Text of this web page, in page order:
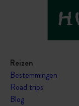
Reizen
Bestemmingen
Road trips
Blog